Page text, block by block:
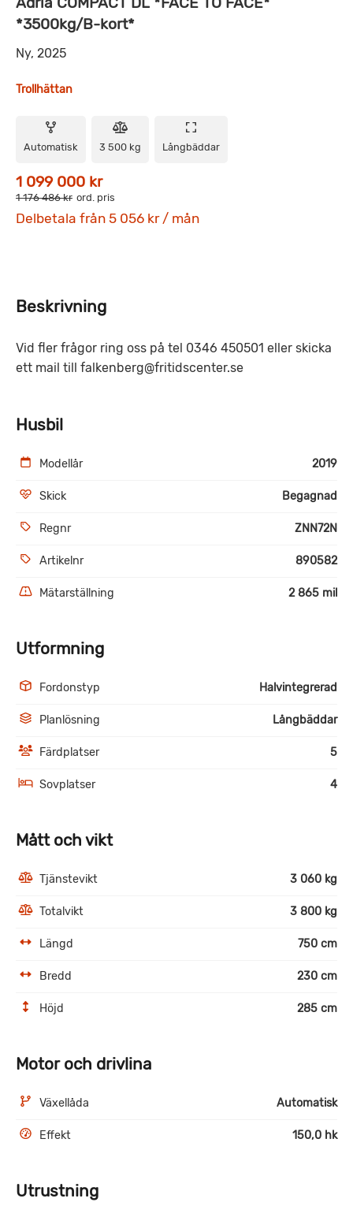
*3500kg/B-kort*
Ny, 2025
Trollhättan
Automatisk 3 500 kg Långbäddar
1 099 000 kr
1 176 486 kr ord. pris
Delbetala från 5 056 kr / mån
Beskrivning
Vid fler frågor ring oss på tel 0346 450501 eller skicka
ett mail till falkenberg@fritidscenter.se
Husbil
Modellår 2019
Skick Begagnad
Regnr ZNN72N
Artikelnr 890582
Mätarställning 2 865 mil
Utformning
Fordonstyp Halvintegrerad
Planlösning Långbäddar
Färdplatser 5
Sovplatser 4
Mått och vikt
Tjänstevikt 3 060 kg
Totalvikt 3 800 kg
Längd 750 cm
Bredd 230 cm
Höjd 285 cm
Motor och drivlina
Växellåda Automatisk
Effekt 150,0 hk
Utrustning